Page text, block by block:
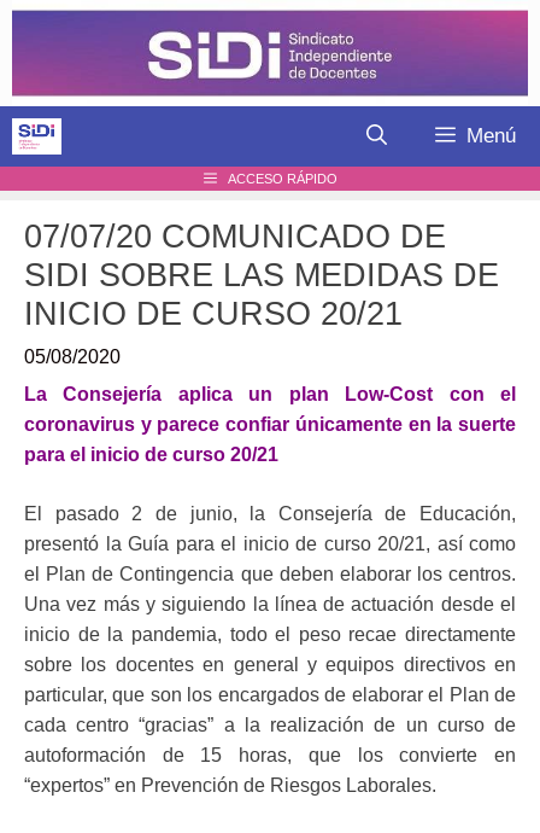
Saltar
Menú
ACCESO RÁPIDO
07/07/20 COMUNICADO DE
SIDI SOBRE LAS MEDIDAS DE
INICIO DE CURSO 20/21
05/08/2020
La Consejería aplica un plan Low-Cost con el
coronavirus y parece confiar únicamente en la suerte
para el inicio de curso 20/21
El pasado 2 de junio, la Consejería de Educación,
presentó la Guía para el inicio de curso 20/21, así como
el Plan de Contingencia que deben elaborar los centros.
Una vez más y siguiendo la línea de actuación desde el
inicio de la pandemia, todo el peso recae directamente
sobre los docentes en general y equipos directivos en
particular, que son los encargados de elaborar el Plan de
cada centro “gracias” a la realización de un curso de
autoformación de 15 horas, que los convierte en
“expertos” en Prevención de Riesgos Laborales.